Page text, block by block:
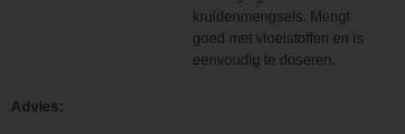
kruidenmengsels. Mengt
goed met vloeistoffen en is
eenvoudig te doseren.
Advies: